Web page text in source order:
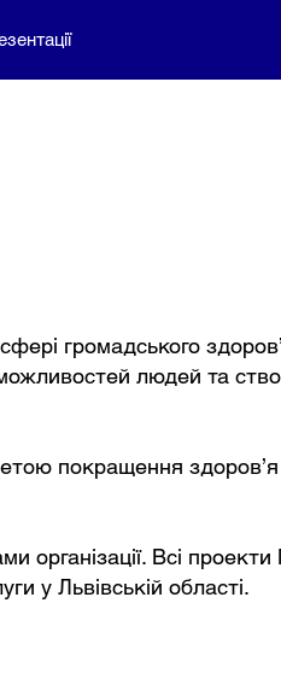
громадського
людей та
покращення здоров’я
організації. Всі проекти
у Львівській області.